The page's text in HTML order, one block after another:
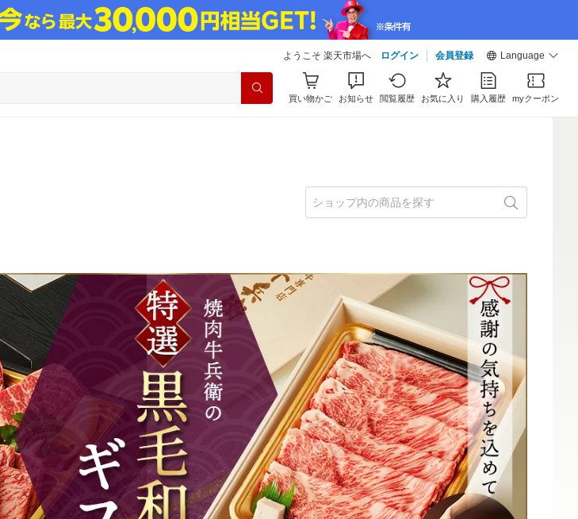
ようこそ 楽天市場へ ログイン 会員登録 Language
買い物かご お知らせ 閲覧履歴 お気に入り 購入履歴 myクーポン